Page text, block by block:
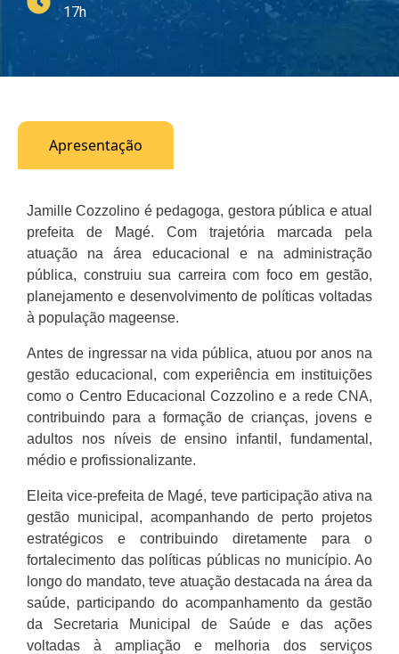
17h
Apresentação
Jamille Cozzolino é pedagoga, gestora pública e atual
prefeita de Magé. Com trajetória marcada pela
atuação na área educacional e na administração
pública, construiu sua carreira com foco em gestão,
planejamento e desenvolvimento de políticas voltadas
à população mageense.
Antes de ingressar na vida pública, atuou por anos na
gestão educacional, com experiência em instituições
como o Centro Educacional Cozzolino e a rede CNA,
contribuindo para a formação de crianças, jovens e
adultos nos níveis de ensino infantil, fundamental,
médio e profissionalizante.
Eleita vice-prefeita de Magé, teve participação ativa na
gestão municipal, acompanhando de perto projetos
estratégicos e contribuindo diretamente para o
fortalecimento das políticas públicas no município. Ao
longo do mandato, teve atuação destacada na área da
saúde, participando do acompanhamento da gestão
da Secretaria Municipal de Saúde e das ações
voltadas à ampliação e melhoria dos serviços